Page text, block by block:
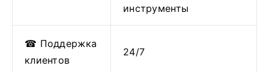
инструменты
☎ Поддержка
клиентов
24/7